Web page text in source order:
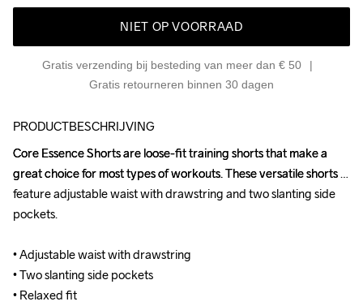
NIET OP VOORRAAD
Gratis verzending bij besteding van meer dan € 50
Gratis retourneren binnen 30 dagen
PRODUCTBESCHRIJVING
Core Essence Shorts are loose-fit training shorts that make a
great choice for most types of workouts. These versatile shorts
feature adjustable waist with drawstring and two slanting side
pockets.
• Adjustable waist with drawstring
• Two slanting side pockets
• Relaxed fit
Core Essence Shorts are loose-fit training shorts that make a
great choice for most types of workouts. These versatile shorts
feature adjustable waist with drawstring and two slanting side
pockets.
• Adjustable waist with drawstring
• Two slanting side pockets
• Relaxed fit